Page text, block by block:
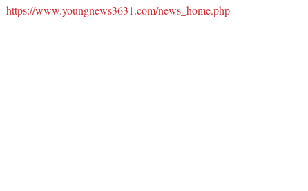
https://www.youngnews3631.com/news_home.php